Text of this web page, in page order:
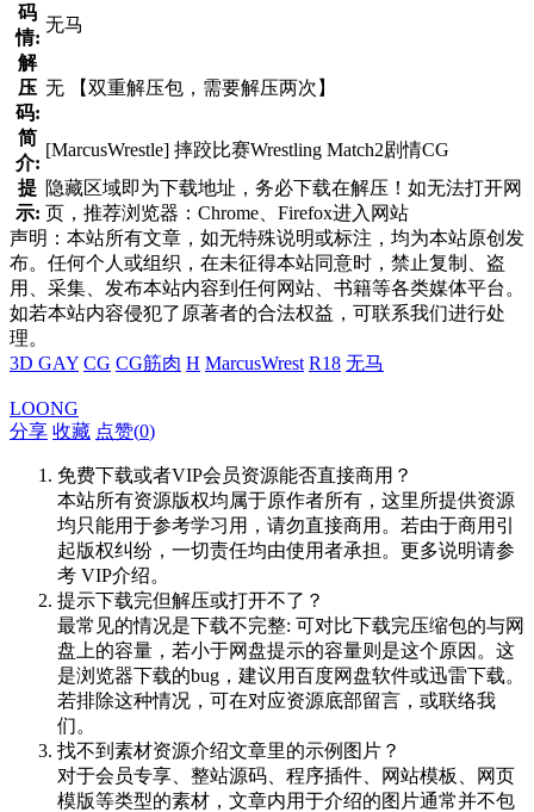
码
情:
无马
解
压
码:
无 【双重解压包，需要解压两次】
简
介:
[MarcusWrestle] 摔跤比赛Wrestling Match2剧情CG
提
示:
隐藏区域即为下载地址，务必下载在解压！如无法打开网
页，推荐浏览器：Chrome、Firefox进入网站
声明：本站所有文章，如无特殊说明或标注，均为本站原创发
布。任何个人或组织，在未征得本站同意时，禁止复制、盗
用、采集、发布本站内容到任何网站、书籍等各类媒体平台。
如若本站内容侵犯了原著者的合法权益，可联系我们进行处
理。
3D GAY CG CG筋肉 H MarcusWrest R18 无马
LOONG
分享 收藏 点赞(0)
免费下载或者VIP会员资源能否直接商用？
本站所有资源版权均属于原作者所有，这里所提供资源
均只能用于参考学习用，请勿直接商用。若由于商用引
起版权纠纷，一切责任均由使用者承担。更多说明请参
考 VIP介绍。
提示下载完但解压或打开不了？
最常见的情况是下载不完整: 可对比下载完压缩包的与网
盘上的容量，若小于网盘提示的容量则是这个原因。这
是浏览器下载的bug，建议用百度网盘软件或迅雷下载。
若排除这种情况，可在对应资源底部留言，或联络我
们。
找不到素材资源介绍文章里的示例图片？
对于会员专享、整站源码、程序插件、网站模板、网页
模版等类型的素材，文章内用于介绍的图片通常并不包